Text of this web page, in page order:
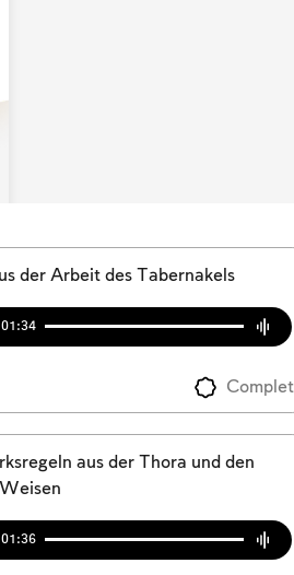
der Arbeit des Tabernakels
aus der Thora und den